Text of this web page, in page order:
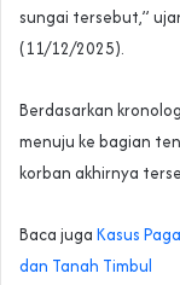
sungai tersebut,”
(11/12/2025).
Berdasarkan
menuju ke bagian
korban akhirnya
Baca juga ‎Kasus
dan Tanah Timbul‎